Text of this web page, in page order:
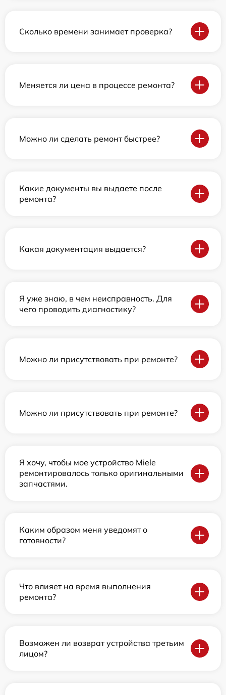
Сколько времени занимает проверка?
Меняется ли цена в процессе ремонта?
Можно ли сделать ремонт быстрее?
Какие документы вы выдаете после
ремонта?
Какая документация выдается?
Я уже знаю, в чем неисправность. Для
чего проводить диагностику?
Можно ли присутствовать при ремонте?
Можно ли присутствовать при ремонте?
Я хочу, чтобы мое устройство Miele
ремонтировалось только оригинальными
запчастями.
Каким образом меня уведомят о
готовности?
Что влияет на время выполнения
ремонта?
Возможен ли возврат устройства третьим
лицом?